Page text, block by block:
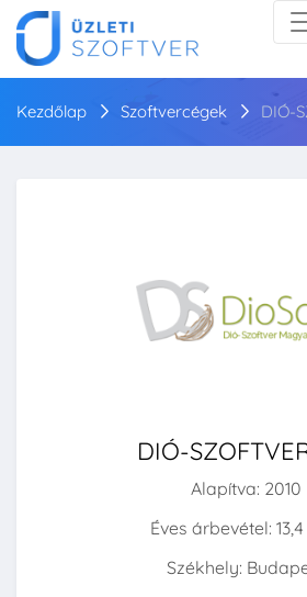
Kezdőlap Szoftvercégek DIÓ-
DIÓ-
Alapítva: 2010
Éves árbevétel:
Székhely: